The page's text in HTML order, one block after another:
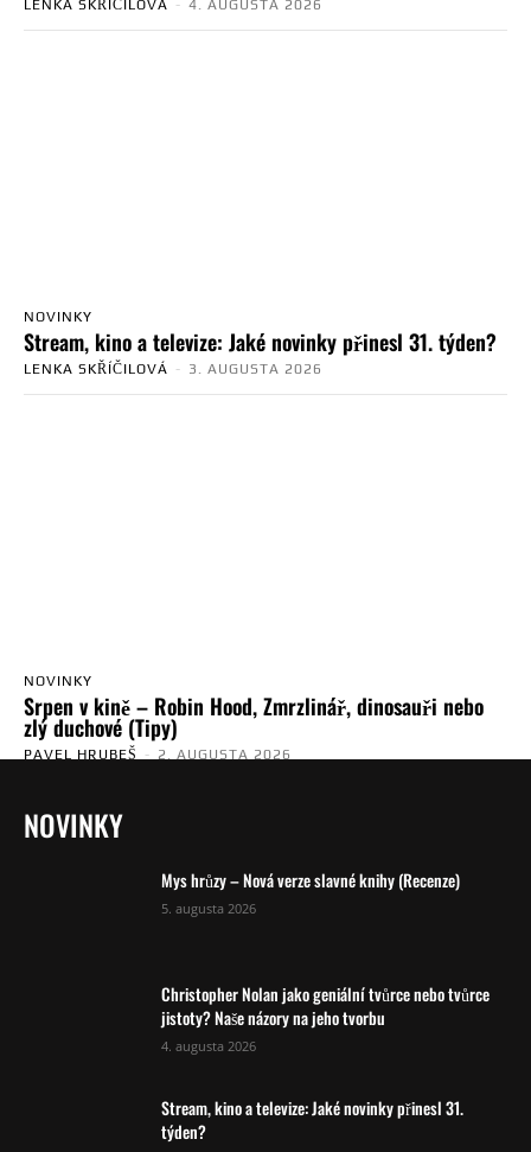
LENKA SKŘÍČILOVÁ - 4. AUGUSTA 2026
NOVINKY
Stream, kino a televize: Jaké novinky přinesl 31. týden?
LENKA SKŘÍČILOVÁ - 3. AUGUSTA 2026
NOVINKY
Srpen v kině – Robin Hood, Zmrzlinář, dinosauři nebo
zlý duchové (Tipy)
PAVEL HRUBEŠ - 2. AUGUSTA 2026
NOVINKY
Mys hrůzy – Nová verze slavné knihy (Recenze)
5. augusta 2026
Christopher Nolan jako geniální tvůrce nebo tvůrce
jistoty? Naše názory na jeho tvorbu
4. augusta 2026
Stream, kino a televize: Jaké novinky přinesl 31.
týden?